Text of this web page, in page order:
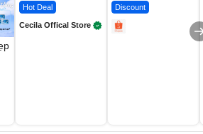
Hot Deal
Cecila Offical Store
Discount